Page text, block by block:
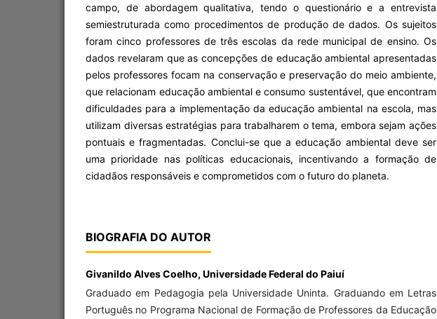
campo, de abordagem qualitativa, tendo o questionário e a entrevista
semiestruturada como procedimentos de produção de dados. Os sujeitos
foram cinco professores de três escolas da rede municipal de ensino. Os
dados revelaram que as concepções de educação ambiental apresentadas
pelos professores focam na conservação e preservação do meio ambiente,
que relacionam educação ambiental e consumo sustentável, que encontram
dificuldades para a implementação da educação ambiental na escola, mas
utilizam diversas estratégias para trabalharem o tema, embora sejam ações
pontuais e fragmentadas. Conclui-se que a educação ambiental deve ser
uma prioridade nas políticas educacionais, incentivando a formação de
cidadãos responsáveis e comprometidos com o futuro do planeta.
BIOGRAFIA DO AUTOR
Givanildo Alves Coelho, Universidade Federal do Paiuí
Graduado em Pedagogia pela Universidade Uninta. Graduando em Letras
Português no Programa Nacional de Formação de Professores da Educação